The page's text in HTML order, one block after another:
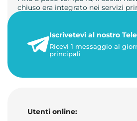
chiuso era integrato nei servizi
23 maggio 2026
1 minuto di lettura
Iscrivetevi al nostro
Ricevi 1 messaggio al
principali
Utenti online: